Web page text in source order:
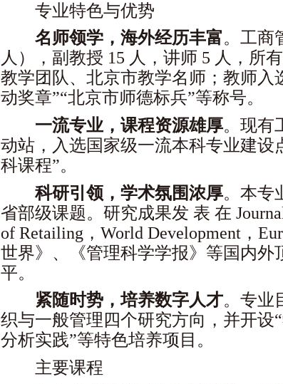
专业特色与优势
名师领学，海外经历丰富。 工商
人），副教授 15 人，讲师 5 人，所
教学团队、北京市教学名师；教师入
动奖章”“北京市师德标兵”等称号。
一流专业，课程资源雄厚。 现有
动站，入选国家级一流本科专业建设
科课程”。
科研引领，学术氛围浓厚。 本专
省部级课题。研究成果发 表 在
of Retailing，World Development，
世界》、《管理科学学报》等国内
平。
紧随时势，培养数字人才。 专业
织与一般管理四个研究方向，并开设
分析实践”等特色培养项目。
主要课程